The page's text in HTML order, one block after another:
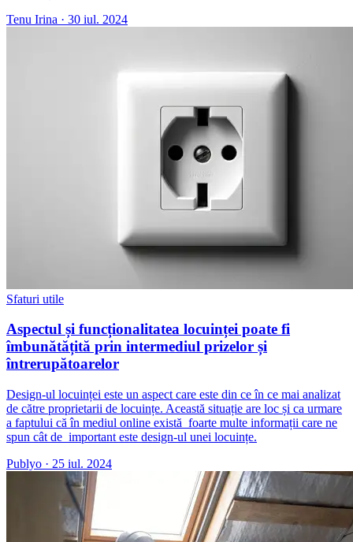
Tenu Irina · 30 iul. 2024
Sfaturi utile
Aspectul și funcționalitatea locuinței poate fi
îmbunătățită prin intermediul prizelor și
întrerupătoarelor
Design-ul locuinței este un aspect care este din ce în ce mai analizat
de către proprietarii de locuințe. Această situație are loc și ca urmare
a faptului că în mediul online există foarte multe informații care ne
spun cât de important este design-ul unei locuințe.
Publyo · 25 iul. 2024